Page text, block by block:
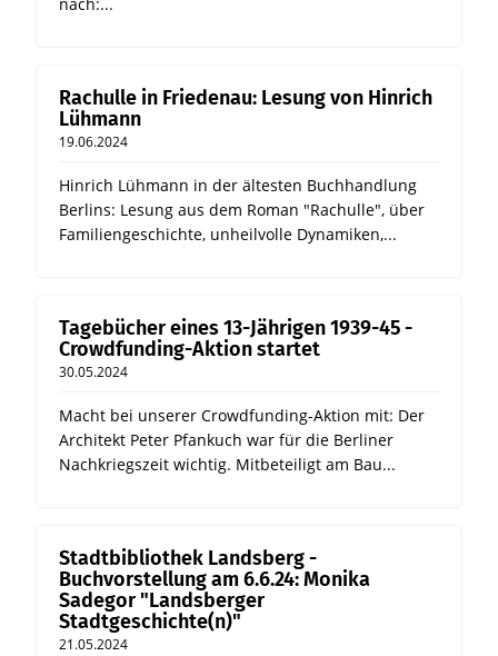
nach:...
Rachulle in Friedenau: Lesung von Hinrich
Lühmann
19.06.2024
Hinrich Lühmann in der ältesten Buchhandlung
Berlins: Lesung aus dem Roman "Rachulle", über
Familiengeschichte, unheilvolle Dynamiken,...
Tagebücher eines 13-Jährigen 1939-45 -
Crowdfunding-Aktion startet
30.05.2024
Macht bei unserer Crowdfunding-Aktion mit: Der
Architekt Peter Pfankuch war für die Berliner
Nachkriegszeit wichtig. Mitbeteiligt am Bau...
Stadtbibliothek Landsberg -
Buchvorstellung am 6.6.24: Monika
Sadegor "Landsberger
Stadtgeschichte(n)"
21.05.2024